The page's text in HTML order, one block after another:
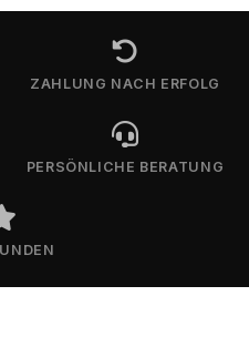
ZAHLUNG NACH ERFOLG
PERSÖNLICHE BERATUNG